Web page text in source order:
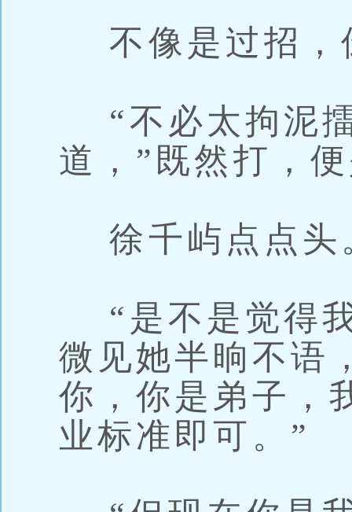
不像是过招，
“不必太拘泥
道，”既然打，
徐千屿点点头
“是不是觉得
微见她半晌不语
你，你是弟子，
业标准即可。”